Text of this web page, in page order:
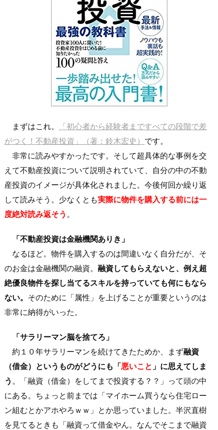
まずはこれ。
「初心者から経験者まですべての段階で差
がつく！不動産投資」（著：鈴木宏史） です。
非常に読みやすかったです。そして超具体的な事例を交
えて不動産投資について説明されていて、自分の中の不動
産投資のイメージが具体化されました。今後何回か繰り返
して読みそう。少なくとも実際に物件を購入する前には一
度絶対読み返そう 。
「不動産投資は金融機関ありき」
なるほど。物件を購入するのは間違いなく自分だが、そ
のお金は金融機関の融資。 融資してもらえないと、例え超
絶優良物件を探し当てるスキルを持っていても何にもなら
ない。 そのために「属性」を上げることが重要というのは
非常に納得がいった。
「サラリーマン脳を捨てろ」
約１０年サラリーマンを続けてきたためか、まず融資
（借金）というものがどうにも「悪いこと 」に思えてしま
う 。「融資（借金）をしてまで投資する？？」って頭の中
にある。ちょっと前までは「マイホーム買うなら住宅ロー
ン組むとかアホやろｗｗ」とか思っていました。半沢直樹
を見てるときも「融資って借金やん。なんでそこまで融資